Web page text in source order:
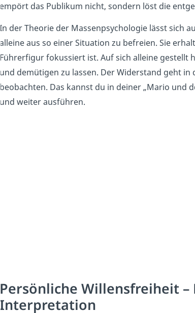
empört das Publikum nicht, sondern löst die
In der Theorie der Massenpsychologie lässt sich
alleine aus so einer Situation zu befreien. Sie
Führerfigur fokussiert ist. Auf sich alleine gestellt
und demütigen zu lassen. Der Widerstand geht
beobachten. Das kannst du in deiner „Mario und
und weiter ausführen.
Persönliche Willensfreiheit
Interpretation